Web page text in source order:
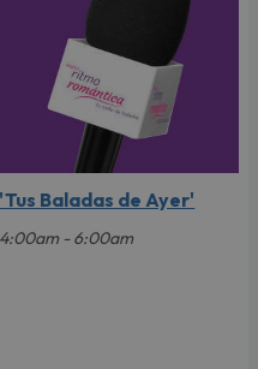
'Tus Baladas de Ayer'
4:00am - 6:00am